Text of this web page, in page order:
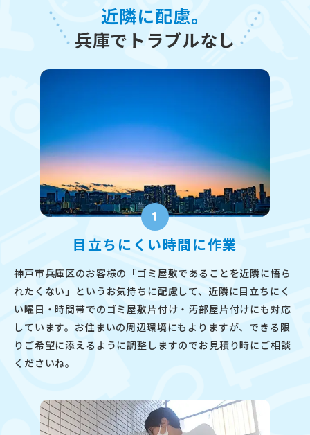
近隣に配慮。
兵庫でトラブルなし
1
目立ちにくい時間に作業
神戸市兵庫区のお客様の「ゴミ屋敷であることを近隣に悟ら
れたくない」というお気持ちに配慮して、近隣に目立ちにく
い曜日・時間帯でのゴミ屋敷片付け・汚部屋片付けにも対応
しています。お住まいの周辺環境にもよりますが、できる限
りご希望に添えるように調整しますのでお見積り時にご相談
くださいね。